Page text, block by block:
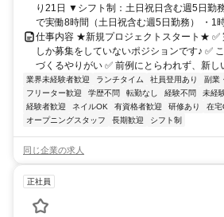
り21日 ▼シフト制：土日祝日含む週5日勤
で実働8時間（土日祝含む週5日勤務） ・1
仕事内容 ★新規プロジェクトスタート★ ✅
しか募集をしていないポジションです♪ ✅
づくるやりがい ✅ 前例にとらわれず、新し
業界未経験者歓迎 ランチタイム 社員登用あり
副業
フリーター歓迎
学歴不問 転勤なし 経験不問 未経
経験者歓迎
ネイルOK 有資格者歓迎 研修あり 在宅
オープニングスタッフ
長期歓迎 シフト制
同じ企業の求人
正社員